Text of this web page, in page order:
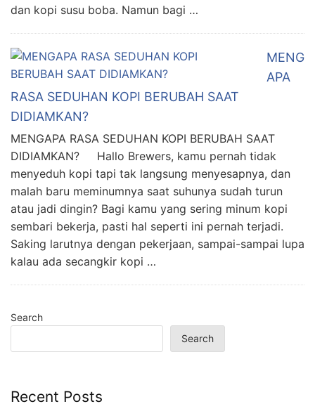
dan kopi susu boba. Namun bagi …
MENG
APA
RASA SEDUHAN KOPI BERUBAH SAAT
DIDIAMKAN?
MENGAPA RASA SEDUHAN KOPI BERUBAH SAAT
DIDIAMKAN? Hallo Brewers, kamu pernah tidak
menyeduh kopi tapi tak langsung menyesapnya, dan
malah baru meminumnya saat suhunya sudah turun
atau jadi dingin? Bagi kamu yang sering minum kopi
sembari bekerja, pasti hal seperti ini pernah terjadi.
Saking larutnya dengan pekerjaan, sampai-sampai lupa
kalau ada secangkir kopi …
Search
Search
Recent Posts